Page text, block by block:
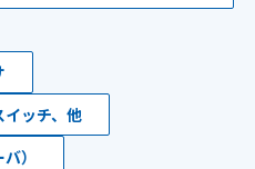
ッチ、他
）